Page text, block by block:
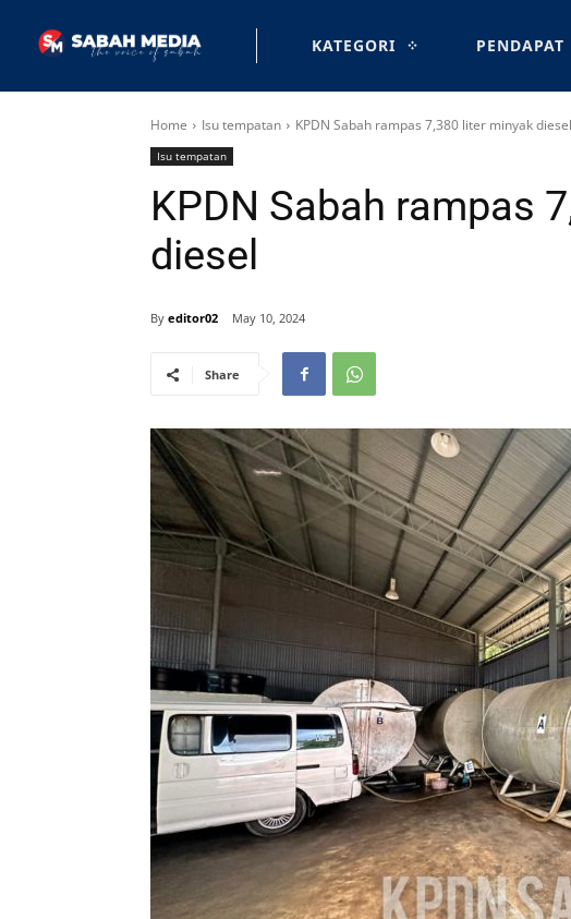
KATEGORI PENDAPAT
Home Isu tempatan KPDN Sabah rampas 7,380 liter minyak diesel
Isu tempatan
KPDN Sabah rampas
diesel
By editor02 May 10, 2024
Share